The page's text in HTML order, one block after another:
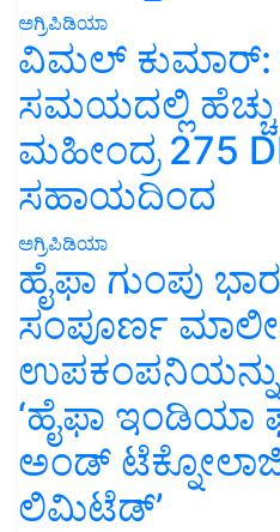
ಅಗ್ರಿಪಿಡಿಯಾ
ವಿಮಲ್
ಸಮಯದಲ್ಲಿ ಹೆಚ್ಚು
ಮಹೀಂದ್ರ 275
ಸಹಾಯದಿಂದ
ಅಗ್ರಿಪಿಡಿಯಾ
ಹೈಫಾ ಗುಂಪು
ಸಂಪೂರ್ಣ
ಉಪಕಂಪನಿಯನ್ನು
‘ಹೈಫಾ ಇಂಡಿಯಾ
ಅಂಡ್
ಲಿಮಿಟೆಡ್’